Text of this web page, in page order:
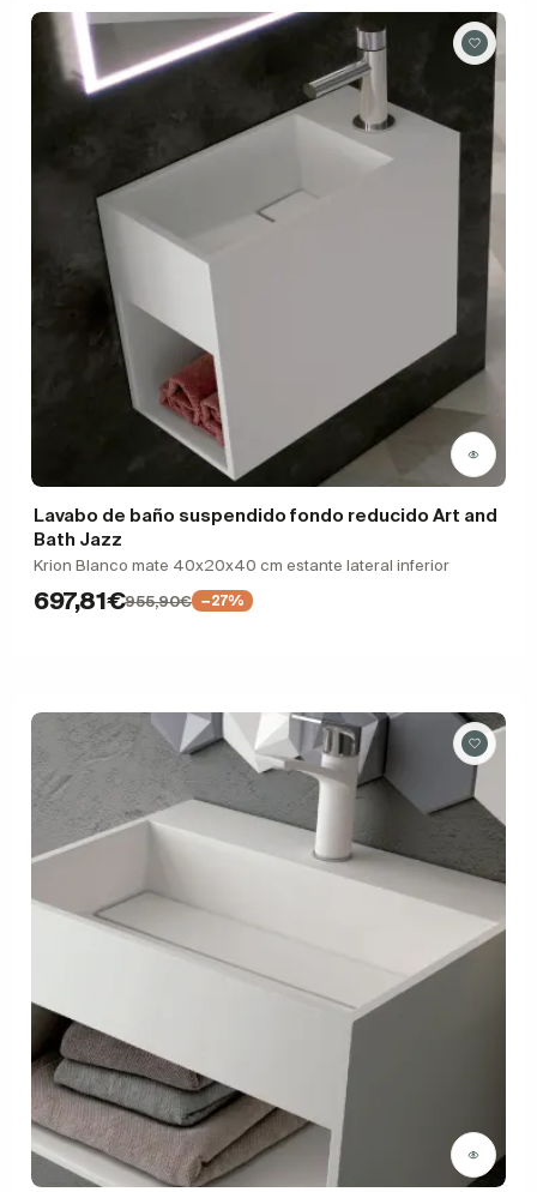
Lavabo de baño suspendido fondo reducido Art and
Bath Jazz
Krion Blanco mate 40x20x40 cm estante lateral inferior
697,81€955,90€ −27%